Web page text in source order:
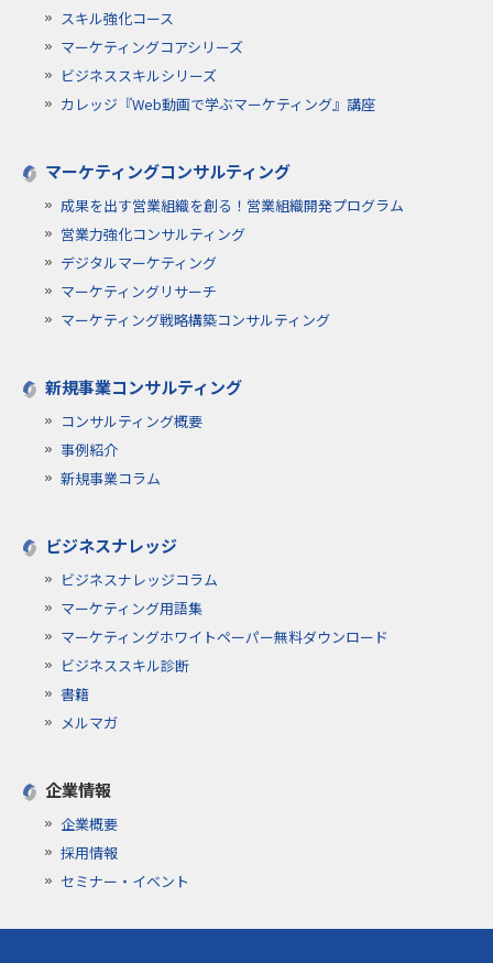
スキル強化コース
マーケティングコアシリーズ
ビジネススキルシリーズ
カレッジ『Web動画で学ぶマーケティング』講座
マーケティングコンサルティング
成果を出す営業組織を創る！営業組織開発プログラム
営業力強化コンサルティング
デジタルマーケティング
マーケティングリサーチ
マーケティング戦略構築コンサルティング
新規事業コンサルティング
コンサルティング概要
事例紹介
新規事業コラム
ビジネスナレッジ
ビジネスナレッジコラム
マーケティング用語集
マーケティングホワイトペーパー無料ダウンロード
ビジネススキル診断
書籍
メルマガ
企業情報
企業概要
採用情報
セミナー・イベント